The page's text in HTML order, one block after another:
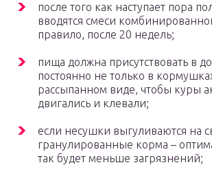
после того как наступает пора
вводятся смеси
правило, после 20 недель;
пища должна присутствовать в
постоянно не только в
рассыпанном виде, чтобы куры
двигались и клевали;
если несушки выгуливаются на
гранулированные корма –
так будет меньше загрязнений;